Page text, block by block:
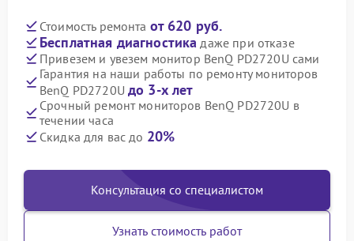
Стоимость ремонта от 620 руб.
Бесплатная диагностика даже при отказе
Привезем и увезем монитор BenQ PD2720U сами
Гарантия на наши работы по ремонту мониторов
BenQ PD2720U до 3-х лет
Срочный ремонт мониторов BenQ PD2720U в
течении часа
Скидка для вас до 20%
Консультация со специалистом
Узнать стоимость работ